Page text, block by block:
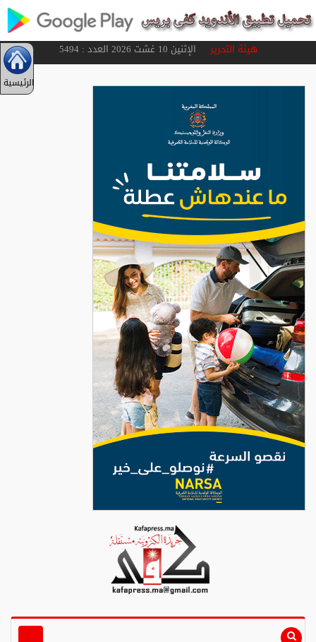
هيئة التحريرالإثنين 10 غشت 2026 العدد : 5494
الرئيسية